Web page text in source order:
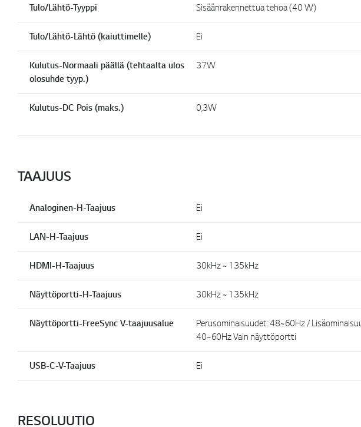
Tulo/Lähtö-Tyyppi Sisäänrakennettua tehoa (40 W)
Tulo/Lähtö-Lähtö (kaiuttimelle) Ei
Kulutus-Normaali päällä (tehtaalta ulos
olosuhde tyyp.)
37W
Kulutus-DC Pois (maks.) 0,3W
TAAJUUS
Analoginen-H-Taajuus Ei
LAN-H-Taajuus Ei
HDMI-H-Taajuus 30kHz ~ 135kHz
Näyttöportti-H-Taajuus 30kHz ~ 135kHz
Näyttöportti-FreeSync V-taajuusalue
Perusominaisuudet: 48~60Hz /
40~60Hz Vain näyttöportti
USB-C-V-Taajuus Ei
RESOLUUTIO